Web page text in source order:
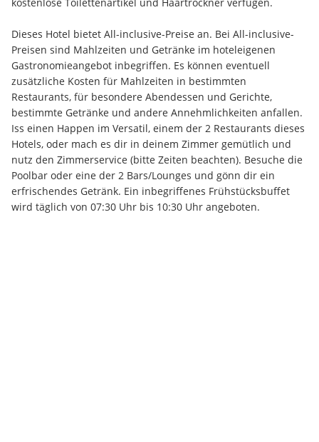
Dieses Hotel bietet All-inclusive-Preise an. Bei All-inclusive-
Preisen sind Mahlzeiten und Getränke im hoteleigenen
Gastronomieangebot inbegriffen. Es können eventuell
zusätzliche Kosten für Mahlzeiten in bestimmten
Restaurants, für besondere Abendessen und Gerichte,
bestimmte Getränke und andere Annehmlichkeiten anfallen.
Iss einen Happen im Versatil, einem der 2 Restaurants dieses
Hotels, oder mach es dir in deinem Zimmer gemütlich und
nutz den Zimmerservice (bitte Zeiten beachten). Besuche die
Poolbar oder eine der 2 Bars/Lounges und gönn dir ein
erfrischendes Getränk. Ein inbegriffenes Frühstücksbuffet
wird täglich von 07:30 Uhr bis 10:30 Uhr angeboten.